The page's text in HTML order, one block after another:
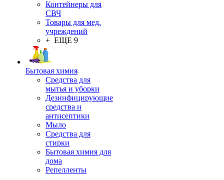
Контейнеры для
СВЧ
Товары для мед.
учреждений
+ ЕЩЕ 9
Бытовая химия
Средства для
мытья и уборки
Дезинфицирующие
средства и
антисептики
Мыло
Средства для
стирки
Бытовая химия для
дома
Репелленты